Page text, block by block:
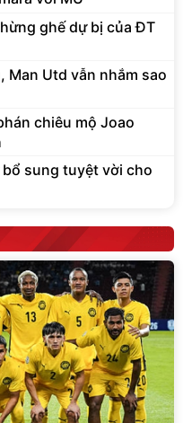
ghế dự bị của ĐT
Man Utd vẫn nhắm sao
chiêu mộ Joao
sung tuyệt vời cho